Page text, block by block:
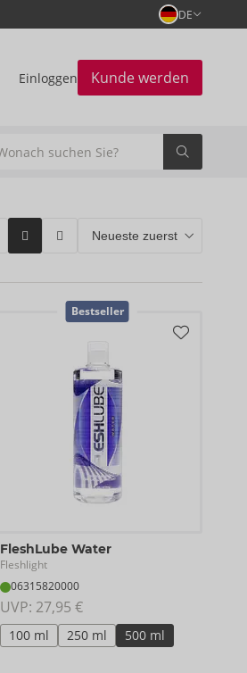
DE
Einloggen Kunde werden
Bestseller(49)
Bestseller
FleshLube Water
Fleshlight
06315820000
UVP: 27,95 €
100 ml 250 ml 500 ml